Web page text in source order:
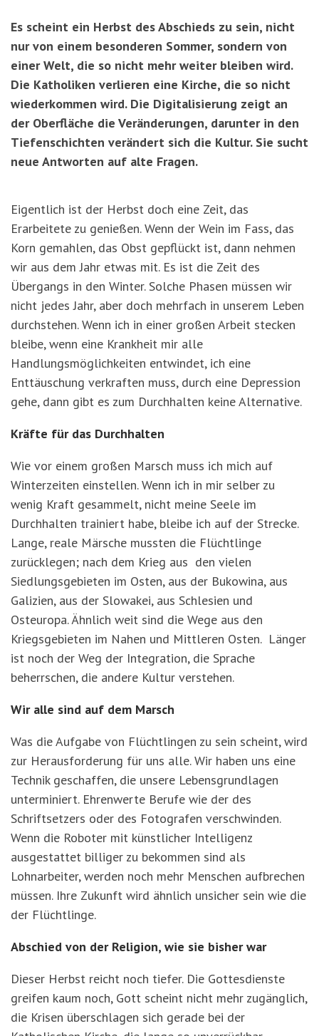
Es scheint ein Herbst des Abschieds zu sein, nicht
nur von einem besonderen Sommer, sondern von
einer Welt, die so nicht mehr weiter bleiben wird.
Die Katholiken verlieren eine Kirche, die so nicht
wiederkommen wird. Die Digitalisierung zeigt an
der Oberfläche die Veränderungen, darunter in den
Tiefenschichten verändert sich die Kultur. Sie sucht
neue Antworten auf alte Fragen.
Eigentlich ist der Herbst doch eine Zeit, das
Erarbeitete zu genießen. Wenn der Wein im Fass, das
Korn gemahlen, das Obst gepflückt ist, dann nehmen
wir aus dem Jahr etwas mit. Es ist die Zeit des
Übergangs in den Winter. Solche Phasen müssen wir
nicht jedes Jahr, aber doch mehrfach in unserem Leben
durchstehen. Wenn ich in einer großen Arbeit stecken
bleibe, wenn eine Krankheit mir alle
Handlungsmöglichkeiten entwindet, ich eine
Enttäuschung verkraften muss, durch eine Depression
gehe, dann gibt es zum Durchhalten keine Alternative.
Kräfte für das Durchhalten
Wie vor einem großen Marsch muss ich mich auf
Winterzeiten einstellen. Wenn ich in mir selber zu
wenig Kraft gesammelt, nicht meine Seele im
Durchhalten trainiert habe, bleibe ich auf der Strecke.
Lange, reale Märsche mussten die Flüchtlinge
zurücklegen; nach dem Krieg aus den vielen
Siedlungsgebieten im Osten, aus der Bukowina, aus
Galizien, aus der Slowakei, aus Schlesien und
Osteuropa. Ähnlich weit sind die Wege aus den
Kriegsgebieten im Nahen und Mittleren Osten. Länger
ist noch der Weg der Integration, die Sprache
beherrschen, die andere Kultur verstehen.
Wir alle sind auf dem Marsch
Was die Aufgabe von Flüchtlingen zu sein scheint, wird
zur Herausforderung für uns alle. Wir haben uns eine
Technik geschaffen, die unsere Lebensgrundlagen
unterminiert. Ehrenwerte Berufe wie der des
Schriftsetzers oder des Fotografen verschwinden.
Wenn die Roboter mit künstlicher Intelligenz
ausgestattet billiger zu bekommen sind als
Lohnarbeiter, werden noch mehr Menschen aufbrechen
müssen. Ihre Zukunft wird ähnlich unsicher sein wie die
der Flüchtlinge.
Abschied von der Religion, wie sie bisher war
Dieser Herbst reicht noch tiefer. Die Gottesdienste
greifen kaum noch, Gott scheint nicht mehr zugänglich,
die Krisen überschlagen sich gerade bei der